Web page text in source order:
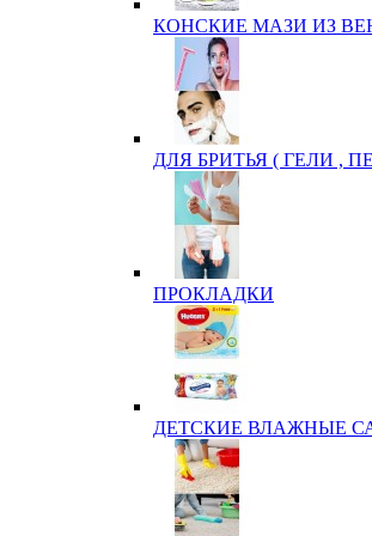
КОНСКИЕ МАЗИ ИЗ
ДЛЯ БРИТЬЯ ( ГЕЛИ ,
ПРОКЛАДКИ
ДЕТСКИЕ ВЛАЖНЫЕ